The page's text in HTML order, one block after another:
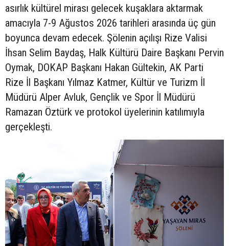
asırlık kültürel mirası gelecek kuşaklara aktarmak
amacıyla 7-9 Ağustos 2026 tarihleri arasında üç gün
boyunca devam edecek. Şölenin açılışı Rize Valisi
İhsan Selim Baydaş, Halk Kültürü Daire Başkanı Pervin
Oymak, DOKAP Başkanı Hakan Gültekin, AK Parti
Rize İl Başkanı Yılmaz Katmer, Kültür ve Turizm İl
Müdürü Alper Avluk, Gençlik ve Spor İl Müdürü
Ramazan Öztürk ve protokol üyelerinin katılımıyla
gerçekleşti.